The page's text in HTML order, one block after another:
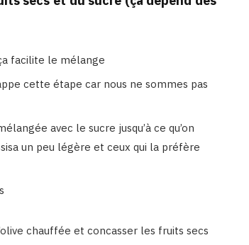
facilite le mélange
cette étape car nous ne sommes pas
avec le sucre jusqu’à ce qu’on
un peu légère et ceux qui la préfère
chauffée et concasser les fruits secs